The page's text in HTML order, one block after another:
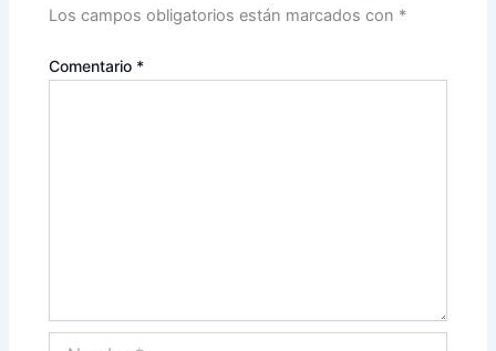
Los campos obligatorios están marcados con *
Comentario *